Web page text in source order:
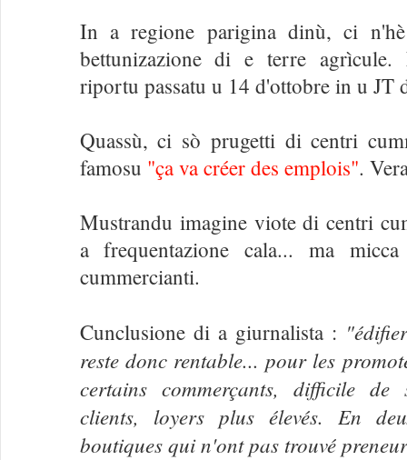
In a regione parigina dinù, ci
bettunizazione di e terre agrìcule.
riportu passatu u 14 d'ottobre in u JT
Quassù, ci sò prugetti di centri
famosu "ça va créer des emplois".
Mustrandu imagine viote di centri
a frequentazione cala... ma
cummercianti.
Cunclusione di a giurnalista :
reste donc rentable... pour les
certains commerçants, difficile
clients, loyers plus élevés. En
boutiques qui n'ont pas trouvé